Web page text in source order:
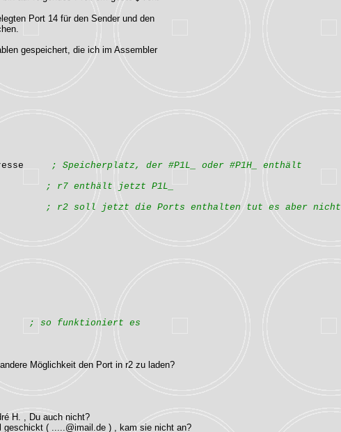
Port 14 für den Sender und den
gespeichert, die ich im Assembler
; Speicherplatz, der #P1L_ oder #P1H_ enthält
; r7 enthält jetzt P1L_
; r2 soll jetzt die Ports enthalten tut es aber nicht
; so funktioniert es
Möglichkeit den Port in r2 zu laden?
H. , Du auch nicht?
geschickt ( .....@imail.de ) , kam sie nicht an?